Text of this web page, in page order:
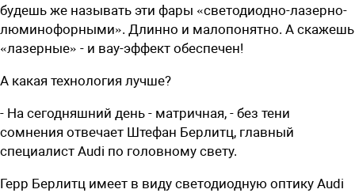
будешь же называть эти фары «светодиодно-лазерно-
люминофорными». Длинно и малопонятно. А скажешь
«лазерные» - и вау-эффект обеспечен!
А какая технология лучше?
- На сегодняшний день - матричная, - без тени
сомнения отвечает Штефан Берлитц, главный
специалист Audi по головному свету.
Герр Берлитц имеет в виду светодиодную оптику Audi